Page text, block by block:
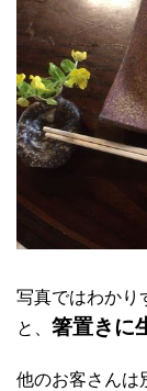
写真ではわかり
と、 箸置きに
他のお客さんは